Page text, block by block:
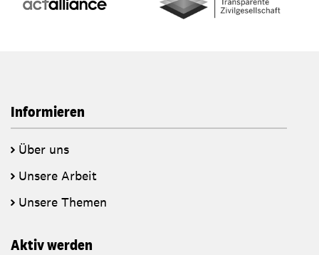
Informieren
Über uns
Unsere Arbeit
Unsere Themen
Aktiv werden